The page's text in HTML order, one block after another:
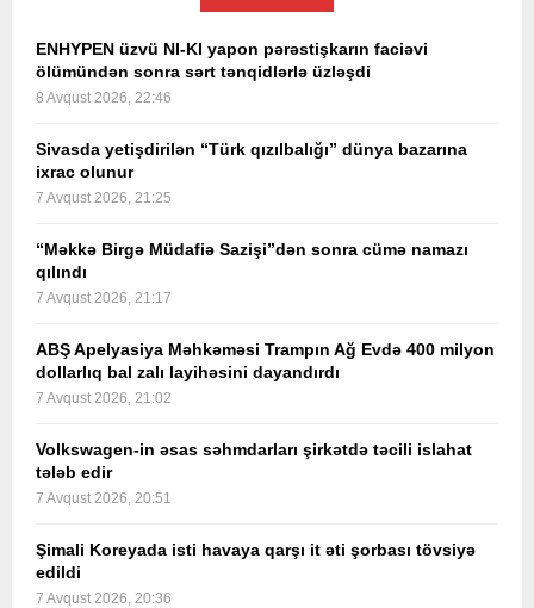
ENHYPEN üzvü NI-KI yapon pərəstişkarın faciəvi
ölümündən sonra sərt tənqidlərlə üzləşdi
8 Avqust 2026, 22:46
Sivasda yetişdirilən “Türk qızılbalığı” dünya bazarına
ixrac olunur
7 Avqust 2026, 21:25
“Məkkə Birgə Müdafiə Sazişi”dən sonra cümə namazı
qılındı
7 Avqust 2026, 21:17
ABŞ Apelyasiya Məhkəməsi Trampın Ağ Evdə 400 milyon
dollarlıq bal zalı layihəsini dayandırdı
7 Avqust 2026, 21:02
Volkswagen-in əsas səhmdarları şirkətdə təcili islahat
tələb edir
7 Avqust 2026, 20:51
Şimali Koreyada isti havaya qarşı it əti şorbası tövsiyə
edildi
7 Avqust 2026, 20:36